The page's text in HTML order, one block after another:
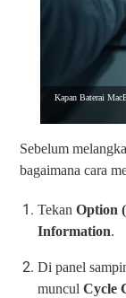
Kapan Baterai
Sebelum
bagaimana cara
Tekan Option
Information.
Di panel
muncul Cycle